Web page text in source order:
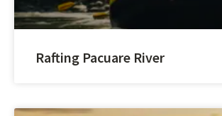
Rafting Pacuare River